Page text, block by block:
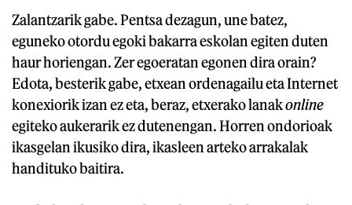
Zalantzarik gabe. Pentsa dezagun, une batez,
eguneko otordu egoki bakarra eskolan egiten duten
haur horiengan. Zer egoeratan egonen dira orain?
Edota, besterik gabe, etxean ordenagailu eta Internet
konexiorik izan ez eta, beraz, etxerako lanakonline
egiteko aukerarik ez dutenengan. Horren ondorioak
ikasgelan ikusiko dira, ikasleen arteko arrakalak
handituko baitira.